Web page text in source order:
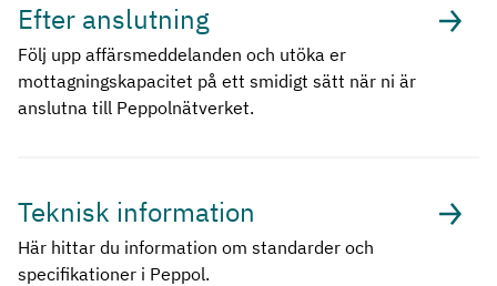
Efter anslutning
Följ upp affärsmeddelanden och utöka er
mottagningskapacitet på ett smidigt sätt när ni är
anslutna till Peppolnätverket.
Teknisk information
Här hittar du information om standarder och
specifikationer i Peppol.